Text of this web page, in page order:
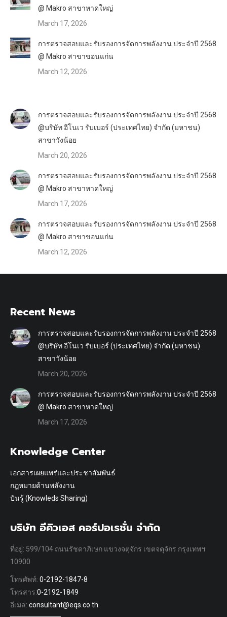
@ Makro สาขาหาดใหญ่
March 17, 2026
การตรวจสอบและรับรองการจัดการพลังงาน ประจำปี 2568
@ Makro สาขาขอนแก่น
March 12, 2026
การตรวจสอบและรับรองการจัดการพลังงาน ประจำปี 2568
@บริษัท อีโนเว รับเบอร์ (ประเทศไทย) จำกัด (มหาชน)
สาขาวังน้อย
March 20, 2026
การตรวจสอบและรับรองการจัดการพลังงาน ประจำปี 2568
@ Makro สาขาหาดใหญ่
March 17, 2026
การตรวจสอบและรับรองการจัดการพลังงาน ประจำปี 2568
@ Makro สาขาขอนแก่น
March 12, 2026
Recent News
การตรวจสอบและรับรองการจัดการพลังงาน ประจำปี 2568
@บริษัท อีโนเว รับเบอร์ (ประเทศไทย) จำกัด (มหาชน)
สาขาวังน้อย
March 20, 2026
การตรวจสอบและรับรองการจัดการพลังงาน ประจำปี 2568
@ Makro สาขาหาดใหญ่
March 17, 2026
Knowledge Center
เอกสารเผยแพร่และประชาสัมพันธ์
กฎหมายด้านพลังงาน
ปันรู้ (Knowleds Sharing)
บริษัท อีคิวเอส คอร์ปอเรชั่น จำกัด
ที่อยู่: 599/104 ถนนรัชดาภิเษก แขวงจตุจักร เขตจตุจักร กรุงเทพฯ
10900
โทรศัพท์: 0-2192-1847-8
โทรสาร:0-2192-1849
อีเมล: consultant@eqs.co.th